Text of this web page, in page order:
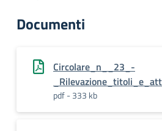
Documenti
Circolare_n__23_-
pdf - 333 kb